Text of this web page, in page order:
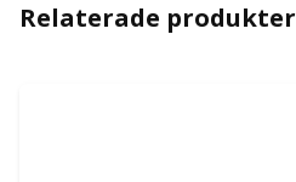
Relaterade produkter